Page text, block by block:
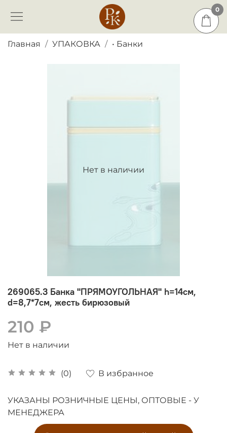
0
Главная УПАКОВКА • Банки
Нет в наличии
269065.3 Банка "ПРЯМОУГОЛЬНАЯ" h=14см,
d=8,7*7см, жесть бирюзовый
(0) В избранное
210 ₽
Нет в наличии
УКАЗАНЫ РОЗНИЧНЫЕ ЦЕНЫ, ОПТОВЫЕ - У
МЕНЕДЖЕРА
0